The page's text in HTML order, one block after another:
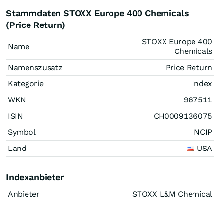
Stammdaten STOXX Europe 400 Chemicals
(Price Return)
Name
STOXX Europe 400
Chemicals
Namenszusatz
Price Return
Kategorie
Index
WKN
967511
ISIN
CH0009136075
Symbol
NCIP
Land
USA
Indexanbieter
Anbieter
STOXX L&M Chemical